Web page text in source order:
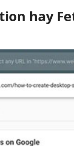
hay